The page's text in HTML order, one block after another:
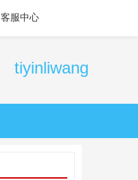
客服中心
tiyinliwang